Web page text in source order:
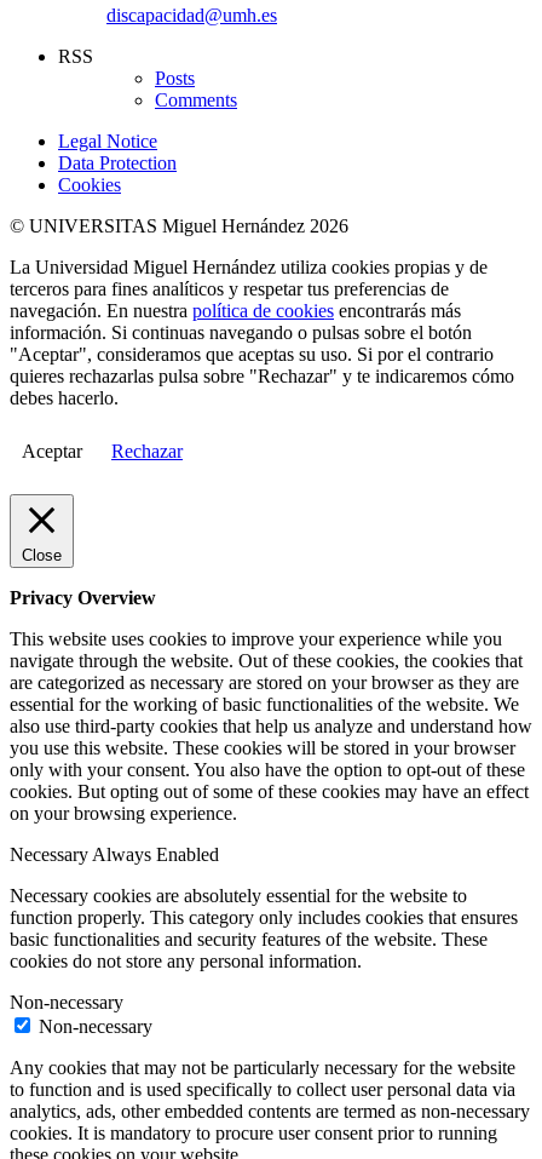
discapacidad@umh.es
RSS
Posts
Comments
Legal Notice
Data Protection
Cookies
© UNIVERSITAS Miguel Hernández 2026
La Universidad Miguel Hernández utiliza cookies propias y de
terceros para fines analíticos y respetar tus preferencias de
navegación. En nuestra política de cookies encontrarás más
información. Si continuas navegando o pulsas sobre el botón
"Aceptar", consideramos que aceptas su uso. Si por el contrario
quieres rechazarlas pulsa sobre "Rechazar" y te indicaremos cómo
debes hacerlo.
Aceptar Rechazar
Close
Privacy Overview
This website uses cookies to improve your experience while you
navigate through the website. Out of these cookies, the cookies that
are categorized as necessary are stored on your browser as they are
essential for the working of basic functionalities of the website. We
also use third-party cookies that help us analyze and understand how
you use this website. These cookies will be stored in your browser
only with your consent. You also have the option to opt-out of these
cookies. But opting out of some of these cookies may have an effect
on your browsing experience.
Necessary Always Enabled
Necessary cookies are absolutely essential for the website to
function properly. This category only includes cookies that ensures
basic functionalities and security features of the website. These
cookies do not store any personal information.
Non-necessary
Non-necessary
Any cookies that may not be particularly necessary for the website
to function and is used specifically to collect user personal data via
analytics, ads, other embedded contents are termed as non-necessary
cookies. It is mandatory to procure user consent prior to running
these cookies on your website.